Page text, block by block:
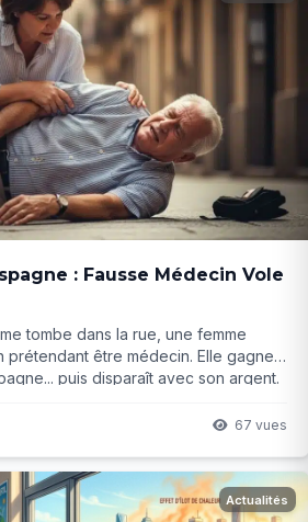
: Fausse Médecin Vole
tombe dans la rue, une femme
être médecin. Elle gagne
puis disparaît avec son argent.
t-elle osé ? Et surtout, comment éviter
67 vues
Actualités